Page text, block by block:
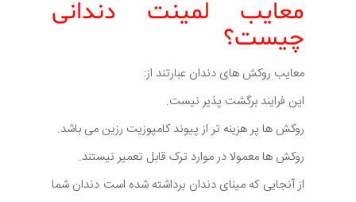
معایب لمینت دندانی
چیست؟
معایب روکش های دندان عبارتند از:
این فرایند برگشت پذیر نیست.
روکش ها پر هزینه تر از پیوند کامپوزیت رزین می باشد.
روکش ها معمولا در موارد ترک قابل تعمیر نیستند.
از آنجایی که مینای دندان برداشته شده است دندان شما